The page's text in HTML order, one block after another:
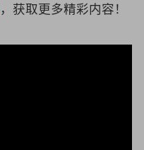
，获取更多精彩内容！